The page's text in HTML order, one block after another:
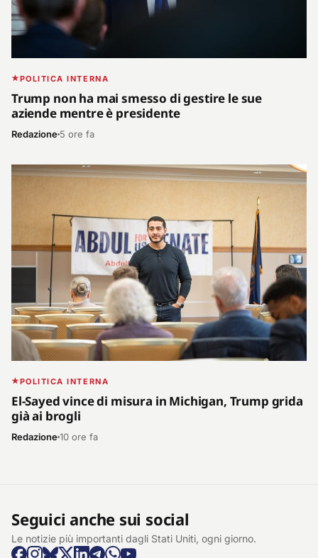
POLITICA INTERNA
Trump non ha mai smesso di gestire le sue
aziende mentre è presidente
Redazione 5 ore fa
POLITICA INTERNA
El-Sayed vince di misura in Michigan, Trump grida
già ai brogli
Redazione10 ore fa
Seguici anche sui social
Le notizie più importanti dagli Stati Uniti, ogni giorno.